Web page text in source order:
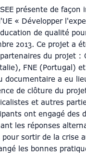
présente de
« Développer
de qualité
2013. Ce projet a
du projet :
FNE (Portugal) et
documentaire a eu
de clôture du
et autres
ont engagé des
les réponses
sortir de la crise
les bonnes